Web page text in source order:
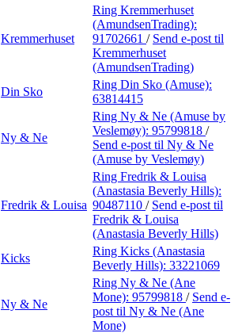
Kremmerhuset
Ring Kremmerhuset
(AmundsenTrading):
91702661 / Send e-post til
Kremmerhuset
(AmundsenTrading)
Din Sko
Ring Din Sko (Amuse):
63814415
Ny & Ne
Ring Ny & Ne (Amuse by
Veslemøy): 95799818 /
Send e-post til Ny & Ne
(Amuse by Veslemøy)
Fredrik & Louisa
Ring Fredrik & Louisa
(Anastasia Beverly Hills):
90487110 / Send e-post til
Fredrik & Louisa
(Anastasia Beverly Hills)
Kicks
Ring Kicks (Anastasia
Beverly Hills): 33221069
Ny & Ne
Ring Ny & Ne (Ane
Mone): 95799818 / Send e-
post til Ny & Ne (Ane
Mone)